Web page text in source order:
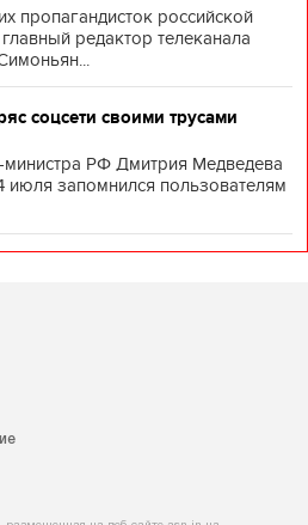
пропагандисток российской
редактор телеканала
соцсети своими трусами
министра РФ Дмитрия Медведева
июля запомнился пользователям